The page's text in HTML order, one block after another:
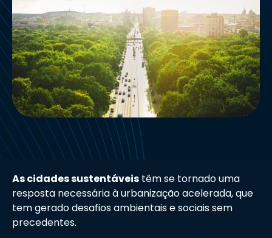
As cidades sustentáveis têm se tornado uma
resposta necessária à urbanização acelerada, que
tem gerado desafios ambientais e sociais sem
precedentes.